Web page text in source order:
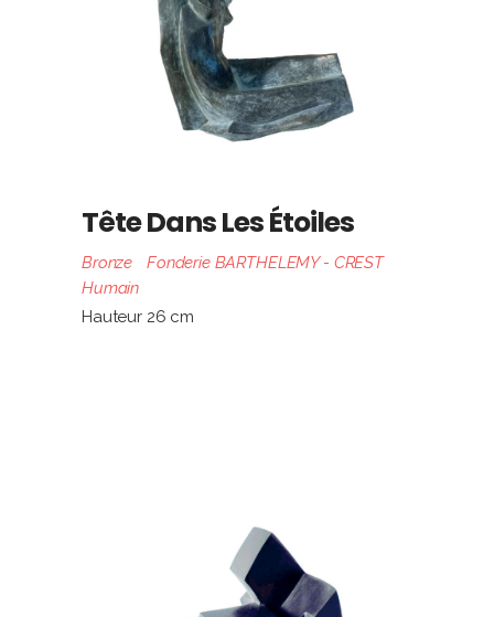
Tête Dans Les Étoiles
Bronze
Fonderie BARTHELEMY - CREST
Humain
Hauteur 26 cm